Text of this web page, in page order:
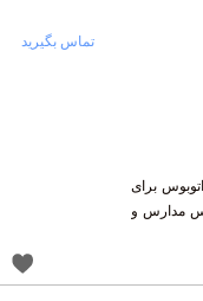
برای
مدارس و
تماس بگیرید